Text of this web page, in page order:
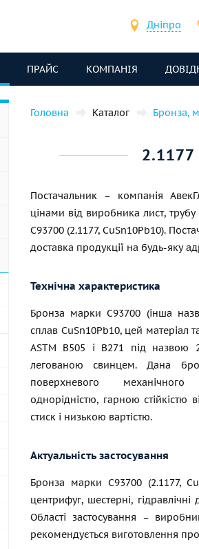
Дніпро
ПРАЙС КОМПАНІЯ
Головна Каталог Бронза,
2.1177
Постачальник – компанія
цінами від виробника лист,
С93700 (2.1177, CuSn10Pb10).
доставка продукції на будь-яку
Технічна характеристика
Бронза марки С93700 (інша
сплав CuSn10Pb10, цей матеріал
ASTM В505 і В271 під назвою
легованою свинцем. Дана
поверхневого
однорідністю, гарною стійкістю
стиск і низькою вартістю.
Актуальність застосування
Бронза марки С93700 (2.1177,
центрифуг, шестерні,
Області застосування –
рекомендується виготовлення